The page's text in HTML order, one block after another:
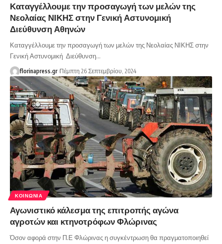
Καταγγέλλουμε την προσαγωγή των μελών της
Νεολαίας ΝΙΚΗΣ στην Γενική Αστυνομική
Διεύθυνση Αθηνών
Καταγγέλλουμε την προσαγωγή των μελών της Νεολαίας ΝΙΚΗΣ στην
Γενική Αστυνομική Διεύθυνση…
florinapress.gr Πέμπτη 26 Σεπτεμβρίου, 2024
ΚΟΙΝΩΝΊΑ
Αγωνιστικό κάλεσμα της επιτροπής αγώνα
αγροτών και κτηνοτρόφων Φλώρινας
Όσον αφορά στην Π.Ε Φλώρινας η συγκέντρωση θα πραγματοποιηθεί